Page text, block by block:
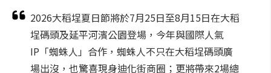
2026大稻埕夏日節將於7月25日至8月15日在大稻
埕碼頭及延平河濱公園登場，今年與國際人氣
IP「蜘蛛人」合作，蜘蛛人不只在大稻埕碼頭廣
場出沒，也驚喜現身迪化街商圈；更將帶來2場總